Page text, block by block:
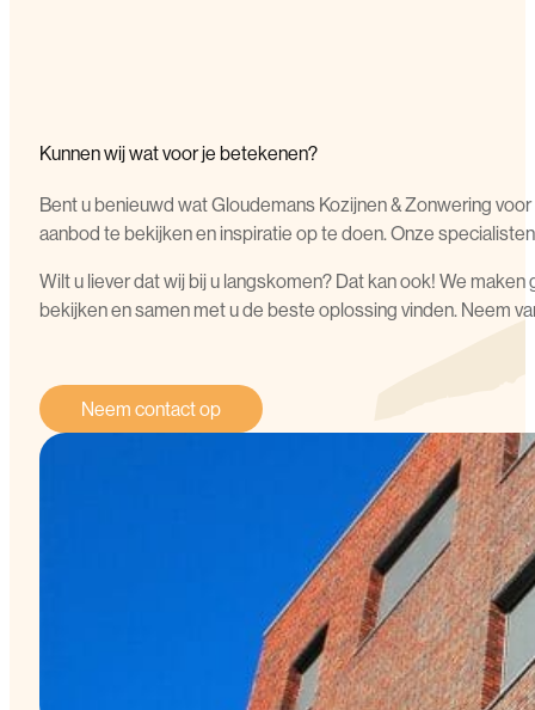
Kunnen wij wat voor je betekenen?
Bent u benieuwd wat Gloudemans Kozijnen & Zonwering
aanbod te bekijken en inspiratie op te doen. Onze
Wilt u liever dat wij bij u langskomen? Dat kan ook! We
bekijken en samen met u de beste oplossing vinden. Neem
Neem contact op